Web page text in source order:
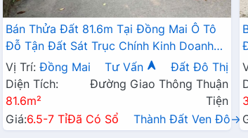
Bán Thửa Đất 81.6m Tại Đồng Mai Ô Tô
Đỗ Tận Đất Sát Trục Chính Kinh Doanh
Ngay Gần Khu Dịch Vụ Sinh Thái
Vị Trí: Đồng Mai Tư Vấn
Đất Đô Thị
Diện Tích:
81.6m²
Đường Giao Thông Thuận
Tiện
Giá:6.5-7 TỉĐã Có Sổ Thành Đất Ven Đô→